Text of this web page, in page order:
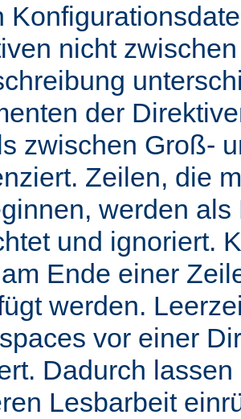
nicht
der
zwischen Groß-
Zeilen, die
werden als
und ignoriert.
am Ende einer
werden.
vor einer
Dadurch
Lesbarbeit